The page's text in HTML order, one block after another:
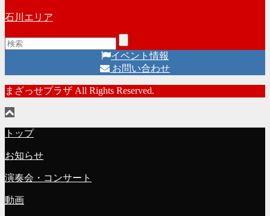
石川エリア
イベント情報
お問い合わせ
まざっせプラザ All Rights Reserved.
トップ
お知らせ
演奏会・コンサート
動画